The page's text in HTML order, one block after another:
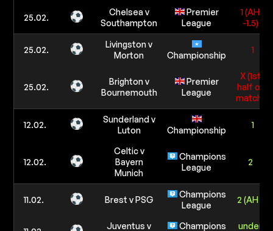
25.02.
Chelsea v
Southampton
Premier
League
1 (AH
-1.5)
25.02.
Livingston v
Morton
Championship
1
25.02.
Brighton v
Bournemouth
Premier
League
X (1st
half or
match)
12.02.
Sunderland v
Luton
Championship
1
12.02.
Celtic v
Bayern
Munich
Champions
League
2
11.02. Brest v PSG
Champions
League
2 (AH -1)
Juventus v Champions under